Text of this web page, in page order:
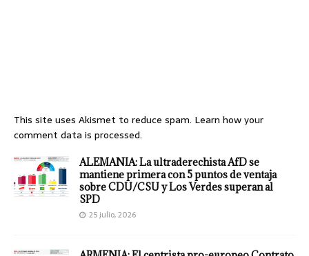
This site uses Akismet to reduce spam. Learn how your
comment data is processed.
ALEMANIA: La ultraderechista AfD se
mantiene primera con 5 puntos de ventaja
sobre CDU/CSU y Los Verdes superan al
SPD
25 julio, 2026